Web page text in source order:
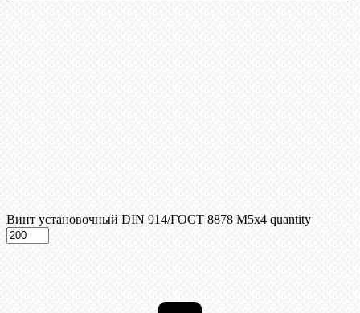
Винт установочный DIN 914/ГОСТ 8878 M5x4 quantity